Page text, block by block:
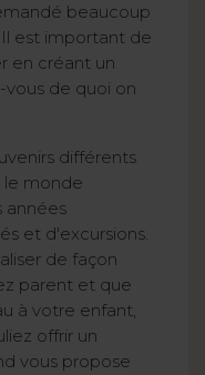
beaucoup
est important de
en créant un
vous de quoi on
différents
le monde
années
et d'excursions.
de façon
parent et que
à votre enfant,
offrir un
vous propose